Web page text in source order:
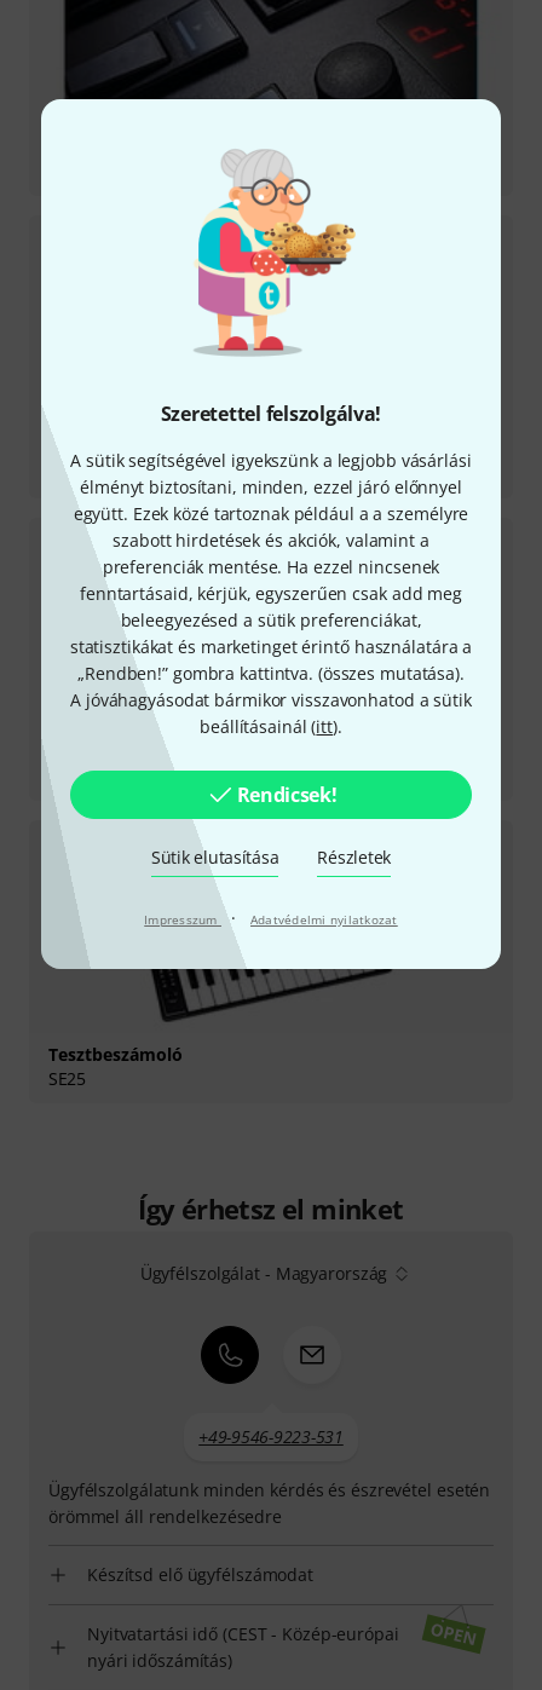
Szeretettel felszolgálva!
A sütik segítségével igyekszünk a legjobb vásárlási
élményt biztosítani, minden, ezzel járó előnnyel
együtt. Ezek közé tartoznak például a a személyre
szabott hirdetések és akciók, valamint a
preferenciák mentése. Ha ezzel nincsenek
fenntartásaid, kérjük, egyszerűen csak add meg
beleegyezésed a sütik preferenciákat,
statisztikákat és marketinget érintő használatára a
„Rendben!” gombra kattintva. (összes mutatása).
A jóváhagyásodat bármikor visszavonhatod a sütik
beállításainál (itt).
Rendicsek!
Sütik elutasítása Részletek
Impresszum · Adatvédelmi nyilatkozat
Tesztbeszámoló
Impact GX 61
Tesztbeszámoló
Aruba
Tesztbeszámoló
SE25
Így érhetsz el minket
Ügyfélszolgálat - Magyarország
+49-9546-9223-531
Ügyfélszolgálatunk minden kérdés és észrevétel esetén
örömmel áll rendelkezésedre
Készítsd elő ügyfélszámodat
Nyitvatartási idő (CEST - Közép-európai
nyári időszámítás)